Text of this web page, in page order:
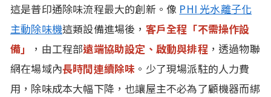
這是普印通除味流程最大的創新。像 PHI 光水離子化
主動除味機這類設備進場後， 客戶全程「不需操作設
備」
，由工程部遠端協助設定、啟動與排程 ，透過物聯
網在場域內長時間連續除味 。少了現場派駐的人力費
用，除味成本大幅下降，也讓屋主不必為了顧機器而綁